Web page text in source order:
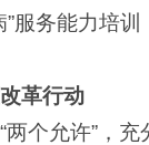
”服务能力培
革行动
两个允许”，